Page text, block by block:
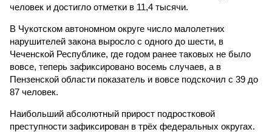
человек и достигло отметки в 11,4 тысячи.
В Чукотском автономном округе число малолетних
нарушителей закона выросло с одного до шести, в
Чеченской Республике, где годом ранее таковых не было
вовсе, теперь зафиксировано восемь случаев, а в
Пензенской области показатель и вовсе подскочил с 39 до
87 человек.
Наибольший абсолютный прирост подростковой
преступности зафиксирован в трёх федеральных округах.